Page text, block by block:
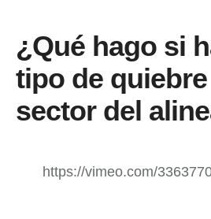
¿Qué hago si
tipo de
sector del
https://vimeo.com/